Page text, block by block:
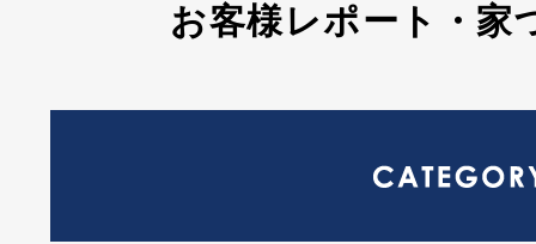
お客様レポート・家